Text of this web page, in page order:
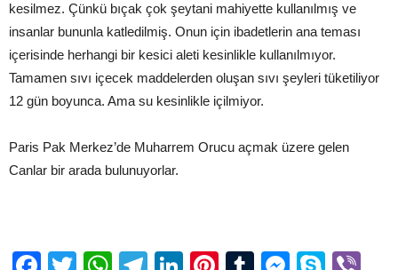
kesilmez. Çünkü bıçak çok şeytani mahiyette kullanılmış ve
insanlar bununla katledilmiş. Onun için ibadetlerin ana teması
içerisinde herhangi bir kesici aleti kesinlikle kullanılmıyor.
Tamamen sıvı içecek maddelerden oluşan sıvı şeyleri tüketiliyor
12 gün boyunca. Ama su kesinlikle içilmiyor.
Paris Pak Merkez’de Muharrem Orucu açmak üzere gelen
Canlar bir arada bulunuyorlar.